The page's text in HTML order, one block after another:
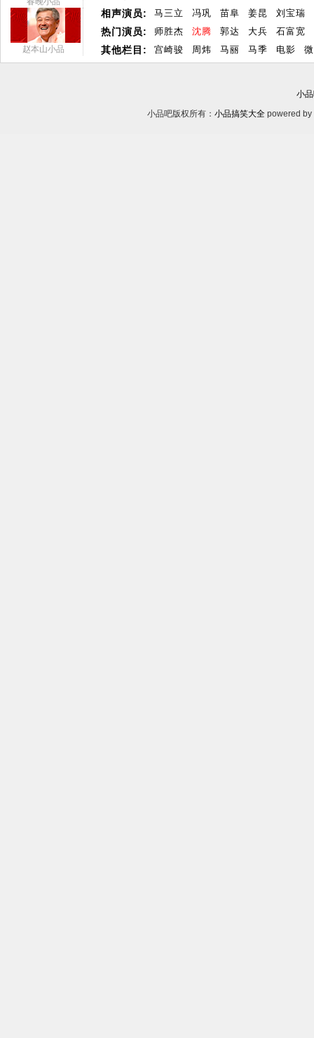
赵本山小品
相声演员:
热门演员:
其他栏目:
马三立 冯巩 苗阜 姜昆
刘宝瑞
师胜杰
沈腾 郭达 大兵
石富宽
宫崎骏
周炜 马丽 马季 电影
小
小品吧版权所有： 小品搞笑大全 powered by